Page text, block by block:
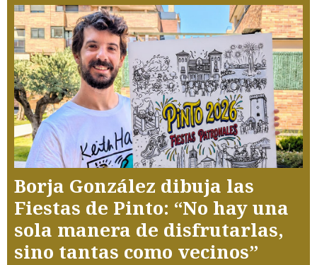
Borja González dibuja las
Fiestas de Pinto: “No hay una
sola manera de disfrutarlas,
sino tantas como vecinos”